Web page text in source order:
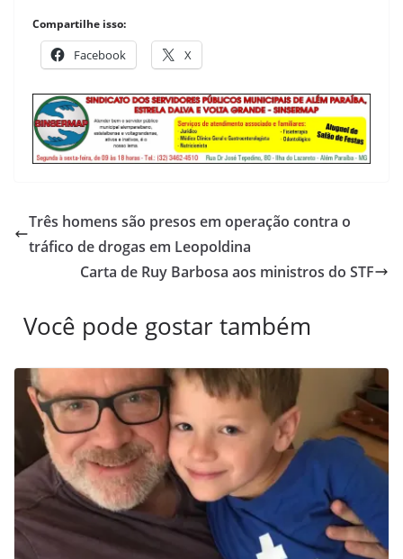
Compartilhe isso:
Facebook X
Três homens são presos em operação contra o
tráfico de drogas em Leopoldina
Carta de Ruy Barbosa aos ministros do STF
Você pode gostar também